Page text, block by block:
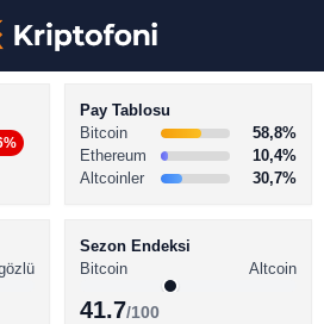
Pay Tablosu
Bitcoin
58,8%
Ethereum
10,4%
Altcoinler
30,7%
Sezon Endeksi
Bitcoin
Altcoin
41.7/100